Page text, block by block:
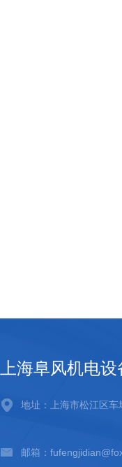
上海阜风机电
地址：上海市松江区
邮箱：